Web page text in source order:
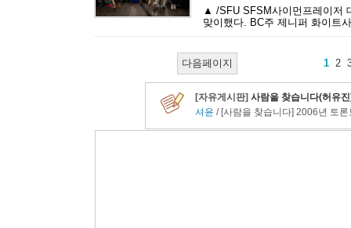
▲ /SFU SFSM사이먼프레이저
맞이했다. BC주 제니퍼 화이트
다음페이지 1 2